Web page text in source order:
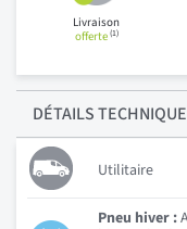
Livraison
offerte(1)
DÉTAILS
Utilitaire
Pneu hiver :